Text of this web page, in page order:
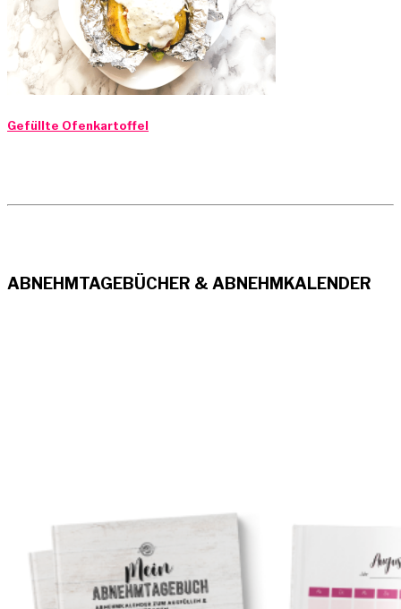
Gefüllte Ofenkartoffel
ABNEHMTAGEBÜCHER & ABNEHMKALENDER